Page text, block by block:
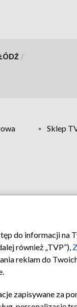
/
Sklep
do informacji na
również „TVP”),
reklam do
zapisywane za